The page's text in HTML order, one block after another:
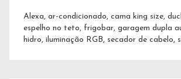
Alexa, ar-condicionado, cama king size,
espelho no teto, frigobar, garagem dupla
hidro, iluminação RGB, secador de cabelo,